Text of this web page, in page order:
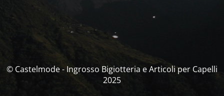
© Castelmode - Ingrosso Bigiotteria e Articoli per Capelli
2025